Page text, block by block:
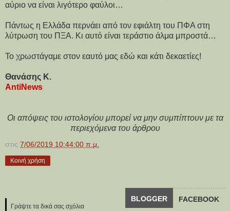
αύριο να είναι λιγότερο φαύλοι…
Πάντως η Ελλάδα περνάει από τον εφιάλτη του ΠΦΑ στη
λύτρωση του ΠΞΑ. Κι αυτό είναι τεράστιο άλμα μπροστά…
Το χρωστάγαμε στον εαυτό μας εδώ και κάτι δεκαετίες!
Θανάσης Κ.
AntiNews
Οι απόψεις του ιστολογίου μπορεί να μην συμπίπτουν με τα
περιεχόμενα του άρθρου
στις 7/06/2019 10:44:00 π.μ.
Κοινή χρήση
Γράψτε τα δικά σας σχόλια
BLOGGER FACEBOOK